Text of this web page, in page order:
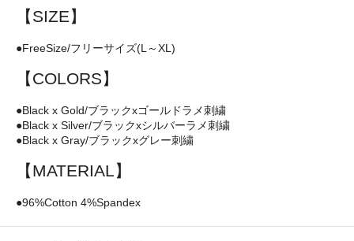
【SIZE】
●FreeSize/フリーサイズ(L～XL)
【COLORS】
●Black x Gold/ブラックxゴールドラメ刺繍
●Black x Silver/ブラックxシルバーラメ刺繍
●Black x Gray/ブラックxグレー刺繍
【MATERIAL】
●96%Cotton 4%Spandex